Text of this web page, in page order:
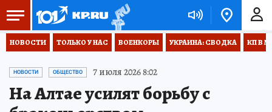
НОВОСТИ ТОЛЬКО У НАС ВОЕНКОРЫ УКРАИНА: СВОДКА КП В
НОВОСТИ ОБЩЕСТВО 7 июля 2026 8:02
На Алтае усилят борьбу с